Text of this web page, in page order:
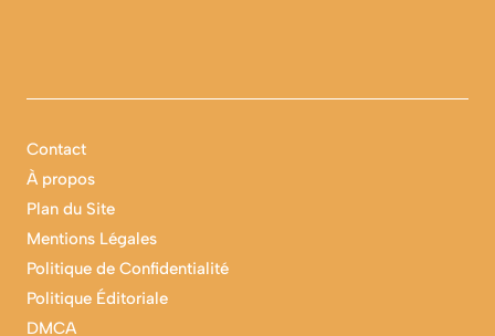
Contact
À propos
Plan du Site
Mentions Légales
Politique de Confidentialité
Politique Éditoriale
DMCA